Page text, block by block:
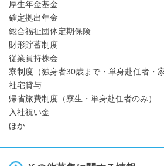
厚生年金基金
確定拠出年金
総合福祉団体定期保険
財形貯蓄制度
従業員持株会
寮制度（独身者30歳まで・単身赴任者・
社宅貸与
帰省旅費制度（寮生・単身赴任者のみ）
入社祝い金
ほか